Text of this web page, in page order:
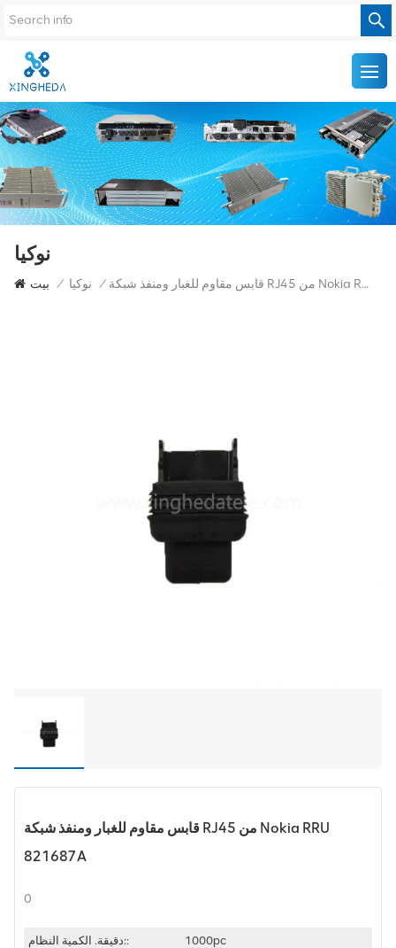
نوكيا
بيت / نوكيا / قابس مقاوم للغبار ومنفذ شبكة RJ45 من Nokia RRU 821687A
قابس مقاوم للغبار ومنفذ شبكة RJ45 من Nokia RRU
821687A
0
دقيقة. الكمية النظام::
1000pc